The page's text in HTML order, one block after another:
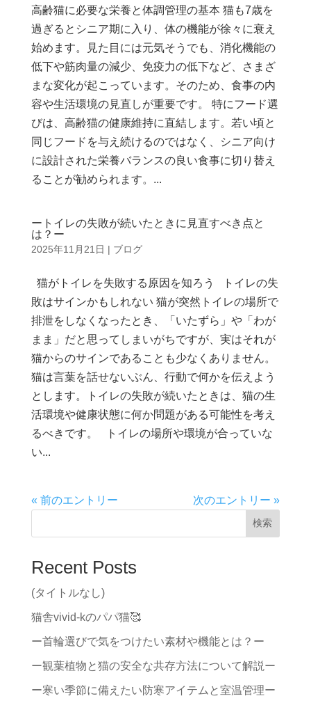
高齢猫に必要な栄養と体調管理の基本 猫も7歳を
過ぎるとシニア期に入り、体の機能が徐々に衰え
始めます。見た目には元気そうでも、消化機能の
低下や筋肉量の減少、免疫力の低下など、さまざ
まな変化が起こっています。そのため、食事の内
容や生活環境の見直しが重要です。 特にフード選
びは、高齢猫の健康維持に直結します。若い頃と
同じフードを与え続けるのではなく、シニア向け
に設計された栄養バランスの良い食事に切り替え
ることが勧められます。...
ートイレの失敗が続いたときに見直すべき点と
は？ー
2025年11月21日 | ブログ
猫がトイレを失敗する原因を知ろう トイレの失
敗はサインかもしれない 猫が突然トイレの場所で
排泄をしなくなったとき、「いたずら」や「わが
まま」だと思ってしまいがちですが、実はそれが
猫からのサインであることも少なくありません。
猫は言葉を話せないぶん、行動で何かを伝えよう
とします。トイレの失敗が続いたときは、猫の生
活環境や健康状態に何か問題がある可能性を考え
るべきです。 トイレの場所や環境が合っていな
い...
« 前のエントリー 次のエントリー »
検索
Recent Posts
(タイトルなし)
猫舎vivid-kのパパ猫🥰
ー首輪選びで気をつけたい素材や機能とは？ー
ー観葉植物と猫の安全な共存方法について解説ー
ー寒い季節に備えたい防寒アイテムと室温管理ー